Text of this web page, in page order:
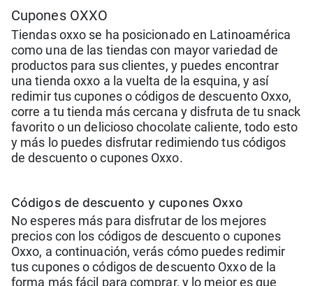
Cupones OXXO
Tiendas oxxo se ha posicionado en Latinoamérica
como una de las tiendas con mayor variedad de
productos para sus clientes, y puedes encontrar
una tienda oxxo a la vuelta de la esquina, y así
redimir tus cupones o códigos de descuento Oxxo,
corre a tu tienda más cercana y disfruta de tu snack
favorito o un delicioso chocolate caliente, todo esto
y más lo puedes disfrutar redimiendo tus códigos
de descuento o cupones Oxxo.
Códigos de descuento y cupones Oxxo
No esperes más para disfrutar de los mejores
precios con los códigos de descuento o cupones
Oxxo, a continuación, verás cómo puedes redimir
tus cupones o códigos de descuento Oxxo de la
forma más fácil para comprar, y lo mejor es que